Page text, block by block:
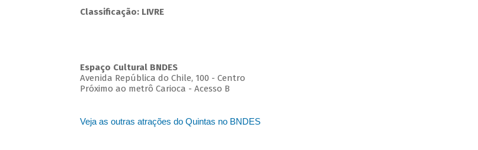
Classificação: LIVRE
Espaço Cultural BNDES
Avenida República do Chile, 100 - Centro
Próximo ao metrô Carioca - Acesso B
Veja as outras atrações do Quintas no BNDES